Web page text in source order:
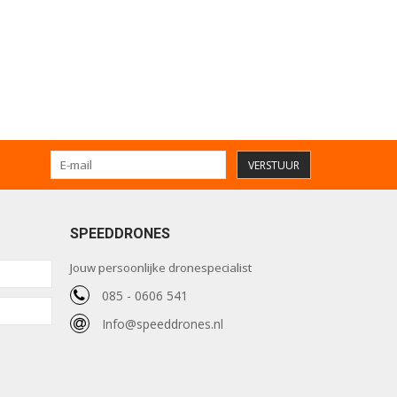
VERSTUUR
SPEEDDRONES
Jouw persoonlijke dronespecialist
085 - 0606 541
Info@speeddrones.nl